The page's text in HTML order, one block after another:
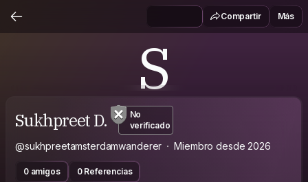
Compartir Más
S
Sukhpreet D.
No
verificado
@sukhpreetamsterdamwanderer Miembro desde 2026
0 amigos 0 Referencias